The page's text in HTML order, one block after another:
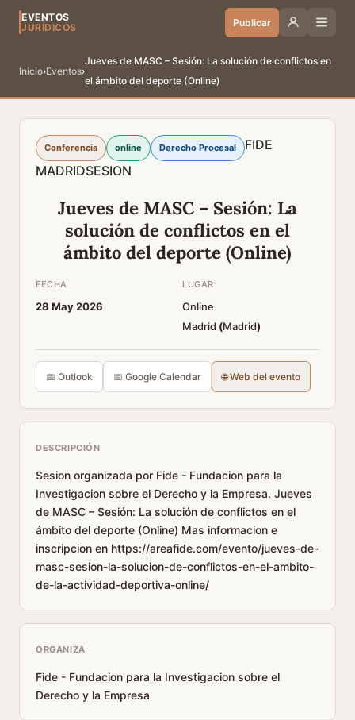
EVENTOS
JURÍDICOS
Publicar
Inicio›Eventos›
Jueves de MASC – Sesión: La solución de conflictos en
el ámbito del deporte (Online)
Conferencia online Derecho Procesal
FIDE
MADRIDSESION
Jueves de MASC – Sesión: La
solución de conflictos en el
ámbito del deporte (Online)
FECHA
28 May 2026
LUGAR
Online
Madrid (Madrid)
📅 Outlook 📅 Google Calendar 🌐 Web del evento
DESCRIPCIÓN
Sesion organizada por Fide - Fundacion para la
Investigacion sobre el Derecho y la Empresa. Jueves
de MASC – Sesión: La solución de conflictos en el
ámbito del deporte (Online) Mas informacion e
inscripcion en https://areafide.com/evento/jueves-de-
masc-sesion-la-solucion-de-conflictos-en-el-ambito-
de-la-actividad-deportiva-online/
ORGANIZA
Fide - Fundacion para la Investigacion sobre el
Derecho y la Empresa